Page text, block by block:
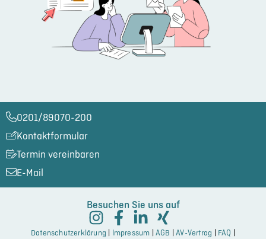
0201/89070-200​
Kontaktformular
Termin vereinbaren
E-Mail
Besuchen Sie uns auf
Datenschutzerklärung | Impressum |AGB |AV-Vertrag | FAQ |